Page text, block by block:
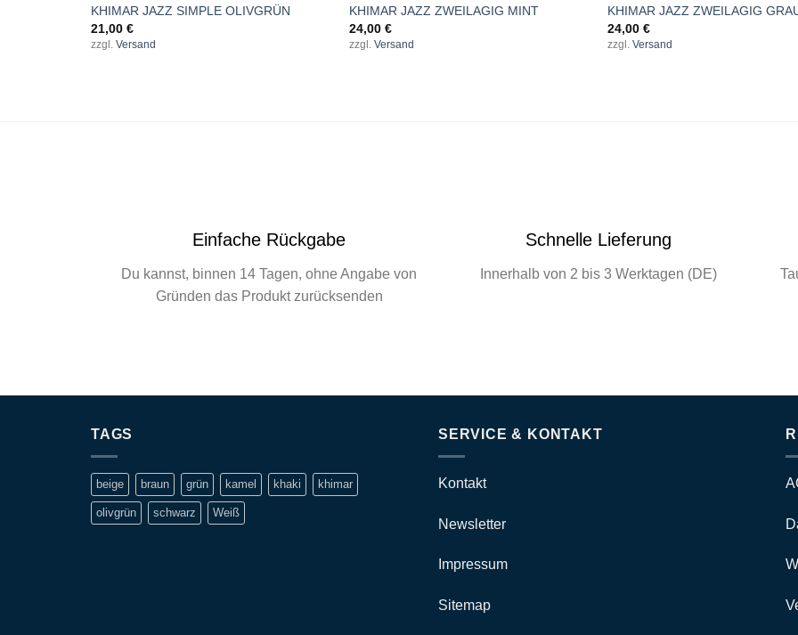
KHIMAR JAZZ SIMPLE OLIVGRÜN
21,00 €
zzgl. Versand
KHIMAR JAZZ ZWEILAGIG MINT
24,00 €
zzgl. Versand
KHIMAR JAZZ ZWEILAGIG
24,00 €
zzgl. Versand
Einfache Rückgabe
Du kannst, binnen 14 Tagen, ohne Angabe von
Gründen das Produkt zurücksenden
Schnelle Lieferung
Innerhalb von 2 bis 3 Werktagen (DE)
TAGS
beige braun grün kamel khaki khimar
olivgrün schwarz Weiß
SERVICE & KONTAKT
Kontakt
Newsletter
Impressum
Sitemap